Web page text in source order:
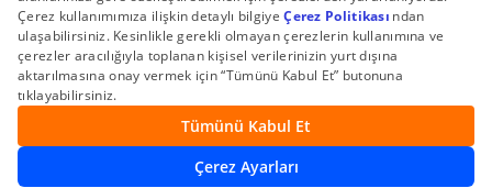
© 2026 Gedik Yatırım Menkul Değerler AŞ. Tüm Hakları